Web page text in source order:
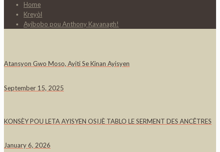
Home
Kreyòl
Ayibobo pou Anthony Kavanagh!
Atansyon Gwo Moso, Ayiti Se Kinan Ayisyen
September 15, 2025
KONSÈY POU LETA AYISYEN OSIJÈ TABLO LE SERMENT DES ANCÊTRES
January 6, 2026